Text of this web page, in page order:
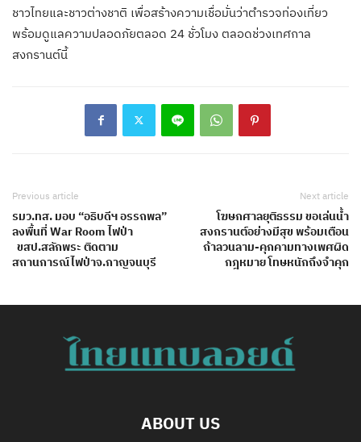
ชาวไทยและชาวต่างชาติ เพื่อสร้างความเชื่อมั่นว่าตำรวจท่องเที่ยว
พร้อมดูแลความปลอดภัยตลอด 24 ชั่วโมง ตลอดช่วงเทศกาล
สงกรานต์นี้
Previous article
รมว.ทส. มอบ​ “อธิบดีฯ​ อรรถพล”
ลงพื้นที่​ War​ Room ไฟป่า​
ขสป.สลักพระ ติดตาม
สถานการณ์ไฟป่าจ.กาญจนบุรี
Next article
โฆษกศาลยุติธรรม ขอเล่นน้ำ
สงกรานต์อย่างมีสุข พร้อมเตือน
ถ้าลวนลาม-คุกคามทางเพศผิด
กฎหมาย โทษหนักถึงจำคุก
ABOUT US